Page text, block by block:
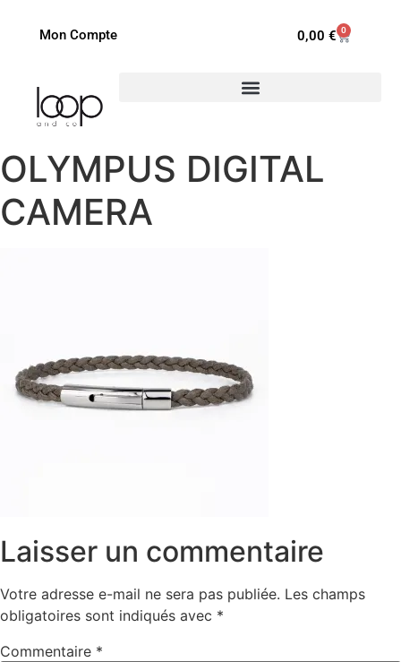
Mon Compte 0,00 € 0
OLYMPUS DIGITAL
CAMERA
Laisser un commentaire
Votre adresse e-mail ne sera pas publiée. Les champs
obligatoires sont indiqués avec *
Commentaire *